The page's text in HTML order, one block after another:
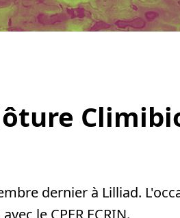
dernier à Lilliad.
le CPER ECRIN.